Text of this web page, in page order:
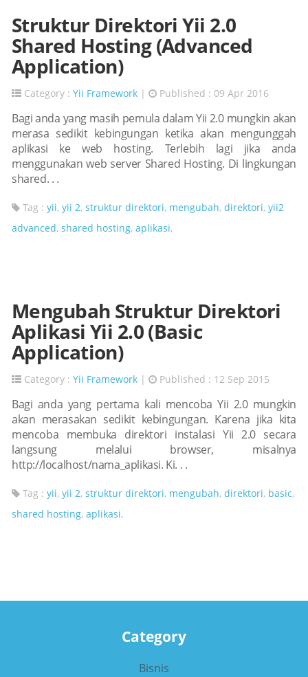
Struktur Direktori Yii 2.0
Shared Hosting (Advanced
Application)
Category : Yii Framework | Published : 09 Apr 2016
Bagi anda yang masih pemula dalam Yii 2.0 mungkin akan
merasa sedikit kebingungan ketika akan mengunggah
aplikasi ke web hosting. Terlebih lagi jika anda
menggunakan web server Shared Hosting. Di lingkungan
shared. . .
Tag : yii, yii 2, struktur direktori, mengubah, direktori, yii2
advanced, shared hosting, aplikasi,
Mengubah Struktur Direktori
Aplikasi Yii 2.0 (Basic
Application)
Category : Yii Framework | Published : 12 Sep 2015
Bagi anda yang pertama kali mencoba Yii 2.0 mungkin
akan merasakan sedikit kebingungan. Karena jika kita
mencoba membuka direktori instalasi Yii 2.0 secara
langsung melalui browser, misalnya
http://localhost/nama_aplikasi. Ki. . .
Tag : yii, yii 2, struktur direktori, mengubah, direktori, basic,
shared hosting, aplikasi,
Category
Bisnis